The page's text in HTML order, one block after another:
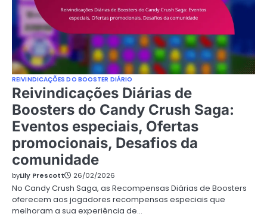
REIVINDICAÇÕES DO BOOSTER DIÁRIO
Reivindicações Diárias de
Boosters do Candy Crush Saga:
Eventos especiais, Ofertas
promocionais, Desafios da
comunidade
byLily Prescott 26/02/2026
No Candy Crush Saga, as Recompensas Diárias de Boosters
oferecem aos jogadores recompensas especiais que
melhoram a sua experiência de…